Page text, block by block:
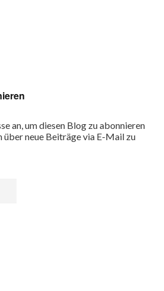
an, um diesen Blog zu abonnieren
über neue Beiträge via E-Mail zu